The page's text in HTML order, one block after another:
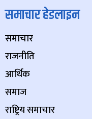
समाचार हेडलाइन
समाचार
राजनीति
आर्थिक
समाज
राष्ट्रिय समाचार